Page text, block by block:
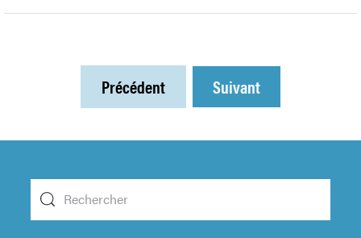
Précédent Suivant